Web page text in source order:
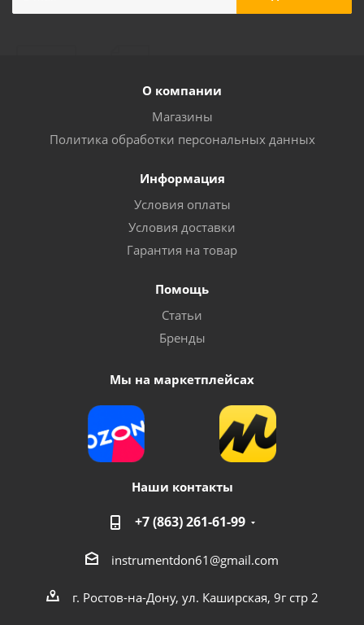
О компании
Магазины
Политика обработки персональных данных
Информация
Условия оплаты
Условия доставки
Гарантия на товар
Помощь
Статьи
Бренды
Мы на маркетплейсах
Наши контакты
+7 (863) 261-61-99
instrumentdon61@gmail.com
г. Ростов-на-Дону, ул. Каширская, 9г стр 2